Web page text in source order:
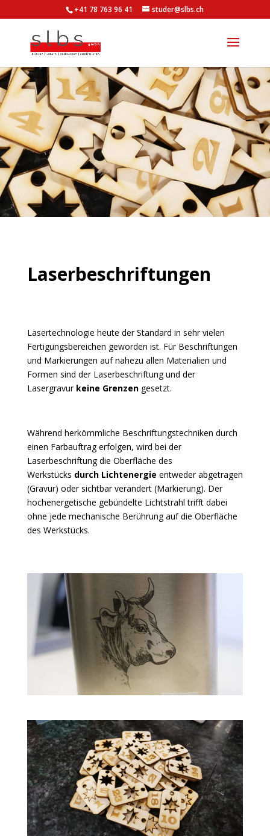
+41 78 763 96 41 studer@slbs.ch
Laserbeschriftungen
Lasertechnologie heute der Standard in sehr vielen
Fertigungsbereichen geworden ist. Für Beschriftungen
und Markierungen auf nahezu allen Materialien und
Formen sind der Laserbeschriftung und der
Lasergravur keine Grenzengesetzt.
Während herkömmliche Beschriftungstechniken durch
einen Farbauftrag erfolgen, wird bei der
Laserbeschriftung die Oberfläche des
Werkstücks durch Lichtenergie entweder abgetragen
(Gravur) oder sichtbar verändert (Markierung). Der
hochenergetische gebündelte Lichtstrahl trifft dabei
ohne jede mechanische Berührung auf die Oberfläche
des Werkstücks.